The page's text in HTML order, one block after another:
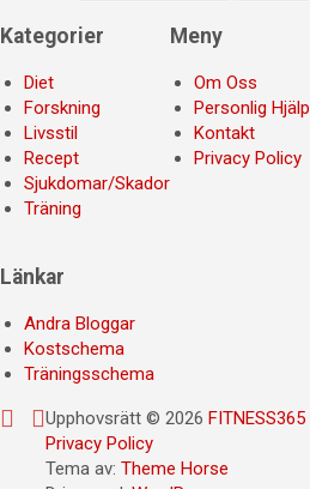
Kategorier
Diet
Forskning
Livsstil
Recept
Sjukdomar/Skador
Träning
Meny
Om Oss
Personlig Hjälp
Kontakt
Privacy Policy
Länkar
Andra Bloggar
Kostschema
Träningsschema
Upphovsrätt © 2026 FITNESS365
Privacy Policy
Tema av: Theme Horse